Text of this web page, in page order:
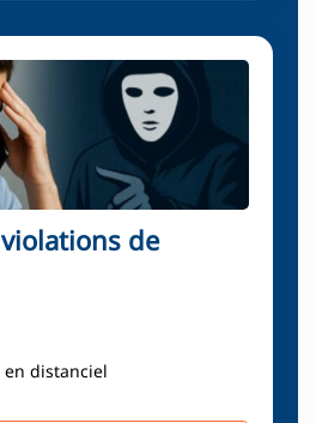
de
en distanciel